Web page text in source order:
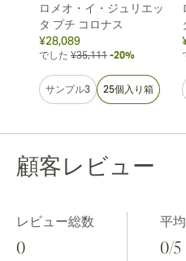
ロメオ・イ・ジュリエッ
タ プチ コロナス
¥28,089
でした ¥35,111 -20%
サンプル3 25個入り箱
顧客レビュー
レビュー総数
0
平
0/5